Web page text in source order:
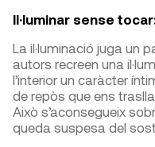
Il·luminar sense
La il·luminació juga un
autors recreen una
l’interior un caràcter
de repòs que ens
Això s’aconsegueix
queda suspesa del